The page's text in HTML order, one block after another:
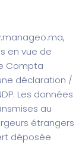
,
en vue de
Compta
déclaration /
Les données
au
étrangers
déposée